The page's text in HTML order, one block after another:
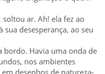
soltou ar. Ah! ela fez ao
sua desesperança, ao seu
bordo. Havia uma onda de
nos ambientes
desenhos de natureza-